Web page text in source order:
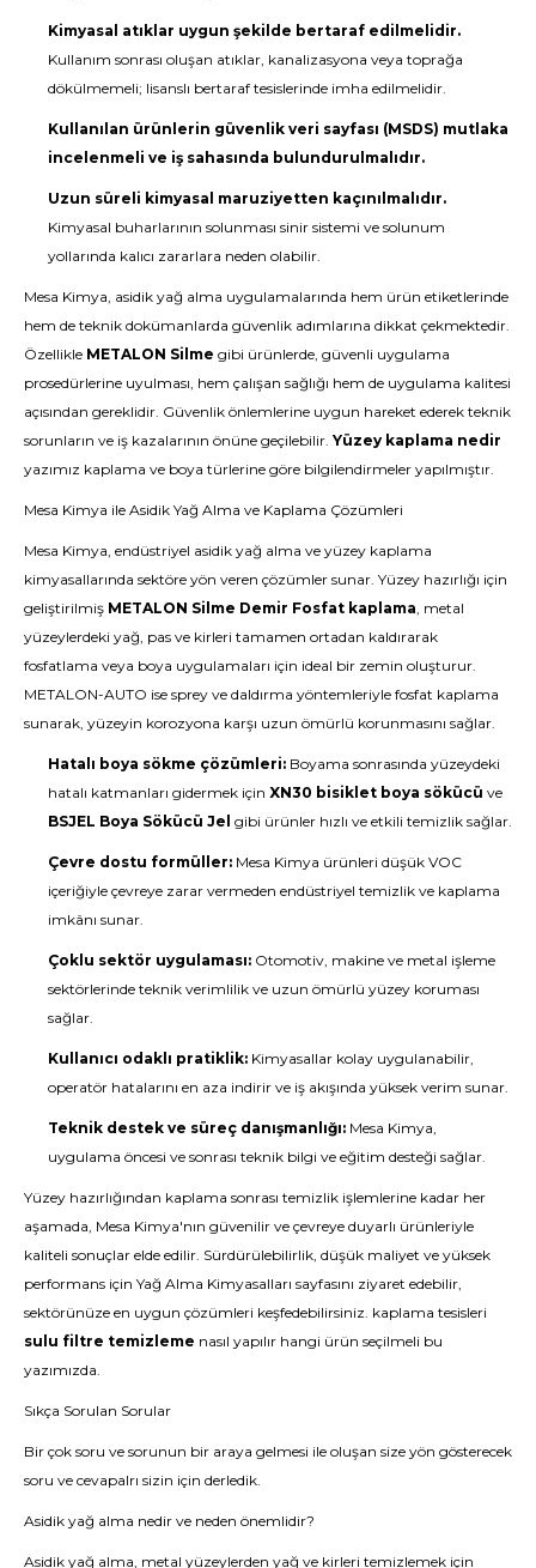
Kimyasal atıklar uygun şekilde bertaraf edilmelidir.
Kullanım sonrası oluşan atıklar, kanalizasyona veya toprağa
dökülmemeli; lisanslı bertaraf tesislerinde imha edilmelidir.
Kullanılan ürünlerin güvenlik veri sayfası (MSDS) mutlaka
incelenmeli ve iş sahasında bulundurulmalıdır.
Uzun süreli kimyasal maruziyetten kaçınılmalıdır.
Kimyasal buharlarının solunması sinir sistemi ve solunum
yollarında kalıcı zararlara neden olabilir.
Mesa Kimya, asidik yağ alma uygulamalarında hem ürün etiketlerinde
hem de teknik dokümanlarda güvenlik adımlarına dikkat çekmektedir.
Özellikle METALON Silme gibi ürünlerde, güvenli uygulama
prosedürlerine uyulması, hem çalışan sağlığı hem de uygulama kalitesi
açısından gereklidir. Güvenlik önlemlerine uygun hareket ederek teknik
sorunların ve iş kazalarının önüne geçilebilir. Yüzey kaplama nedir
yazımız kaplama ve boya türlerine göre bilgilendirmeler yapılmıştır.
Mesa Kimya ile Asidik Yağ Alma ve Kaplama Çözümleri
Mesa Kimya, endüstriyel asidik yağ alma ve yüzey kaplama
kimyasallarında sektöre yön veren çözümler sunar. Yüzey hazırlığı için
geliştirilmiş METALON Silme Demir Fosfat kaplama, metal
yüzeylerdeki yağ, pas ve kirleri tamamen ortadan kaldırarak
fosfatlama veya boya uygulamaları için ideal bir zemin oluşturur.
METALON-AUTO ise sprey ve daldırma yöntemleriyle fosfat kaplama
sunarak, yüzeyin korozyona karşı uzun ömürlü korunmasını sağlar.
Hatalı boya sökme çözümleri: Boyama sonrasında yüzeydeki
hatalı katmanları gidermek için XN30 bisiklet boya sökücü ve
BSJEL Boya Sökücü Jel gibi ürünler hızlı ve etkili temizlik sağlar.
Çevre dostu formüller: Mesa Kimya ürünleri düşük VOC
içeriğiyle çevreye zarar vermeden endüstriyel temizlik ve kaplama
imkânı sunar.
Çoklu sektör uygulaması: Otomotiv, makine ve metal işleme
sektörlerinde teknik verimlilik ve uzun ömürlü yüzey koruması
sağlar.
Kullanıcı odaklı pratiklik: Kimyasallar kolay uygulanabilir,
operatör hatalarını en aza indirir ve iş akışında yüksek verim sunar.
Teknik destek ve süreç danışmanlığı: Mesa Kimya,
uygulama öncesi ve sonrası teknik bilgi ve eğitim desteği sağlar.
Yüzey hazırlığından kaplama sonrası temizlik işlemlerine kadar her
aşamada, Mesa Kimya'nın güvenilir ve çevreye duyarlı ürünleriyle
kaliteli sonuçlar elde edilir. Sürdürülebilirlik, düşük maliyet ve yüksek
performans için Yağ Alma Kimyasalları sayfasını ziyaret edebilir,
sektörünüze en uygun çözümleri keşfedebilirsiniz. kaplama tesisleri
sulu filtre temizleme nasıl yapılır hangi ürün seçilmeli bu
yazımızda.
Sıkça Sorulan Sorular
Bir çok soru ve sorunun bir araya gelmesi ile oluşan size yön gösterecek
soru ve cevapalrı sizin için derledik.
Asidik yağ alma nedir ve neden önemlidir?
Asidik yağ alma, metal yüzeylerden yağ ve kirleri temizlemek için